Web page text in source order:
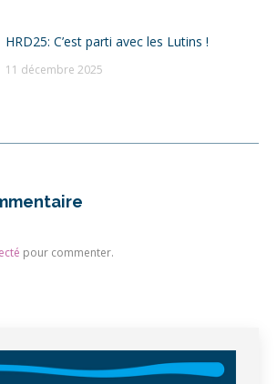
HRD25: C’est parti avec les Lutins !
11 décembre 2025
pour commenter.